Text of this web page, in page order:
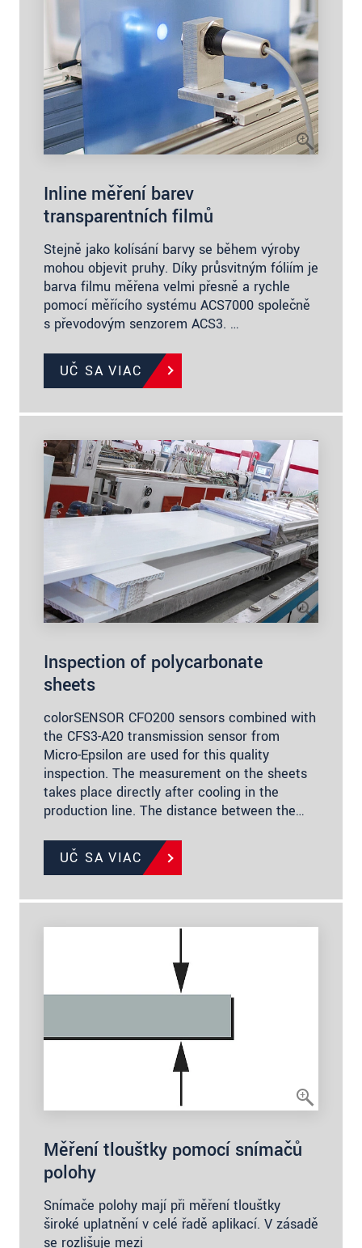
Inline měření barev
transparentních filmů
Stejně jako kolísání barvy se během výroby
mohou objevit pruhy. Díky průsvitným fóliím je
barva filmu měřena velmi přesně a rychle
pomocí měřícího systému ACS7000 společně
s převodovým senzorem ACS3. …
UČ SA VIAC
Inspection of polycarbonate
sheets
colorSENSOR CFO200 sensors combined with
the CFS3-A20 transmission sensor from
Micro-Epsilon are used for this quality
inspection. The measurement on the sheets
takes place directly after cooling in the
production line. The distance between the…
UČ SA VIAC
Měření tloušťky pomocí snímačů
polohy
Snímače polohy mají při měření tloušťky
široké uplatnění v celé řadě aplikací. V zásadě
se rozlišuje mezi